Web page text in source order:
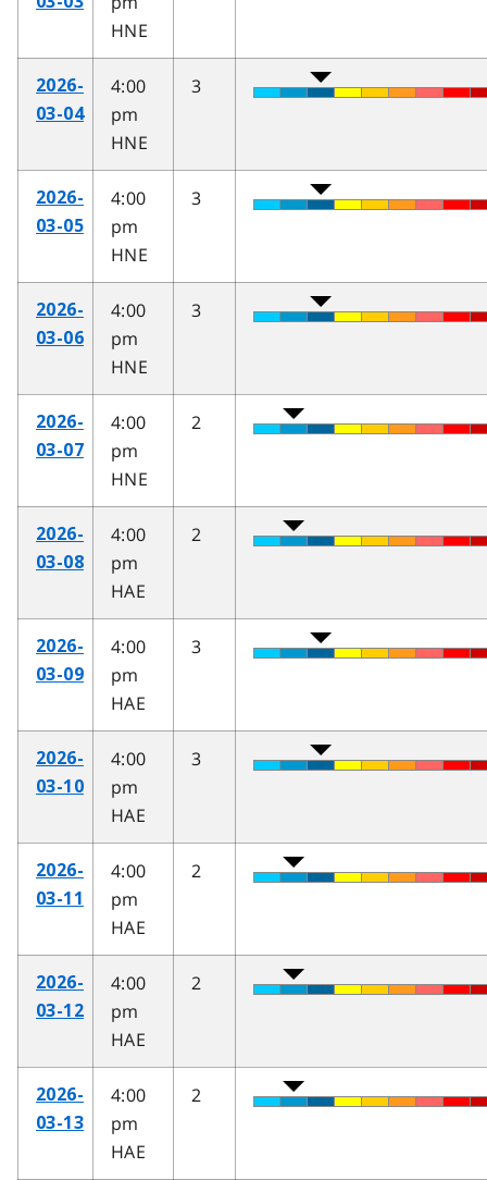
HNE
2026-
03-04
4:00
pm
HNE
3
2026-
03-05
4:00
pm
HNE
3
2026-
03-06
4:00
pm
HNE
3
2026-
03-07
4:00
pm
HNE
2
2026-
03-08
4:00
pm
HAE
2
2026-
03-09
4:00
pm
HAE
3
2026-
03-10
4:00
pm
HAE
3
2026-
03-11
4:00
pm
HAE
2
2026-
03-12
4:00
pm
HAE
2
2026-
03-13
4:00
pm
HAE
2